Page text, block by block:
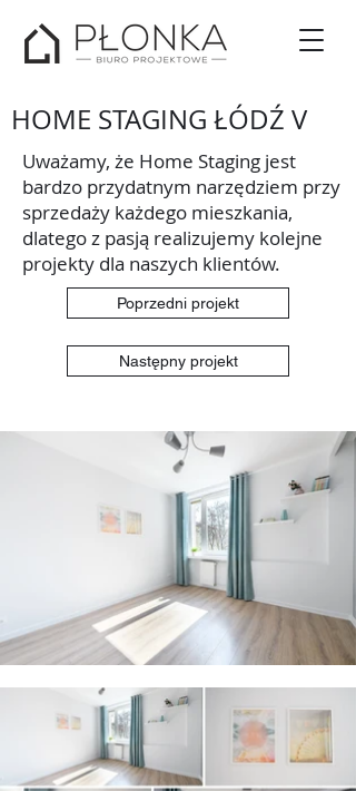
HOME STAGING ŁÓDŹ V
Uważamy, że Home Staging jest
bardzo przydatnym narzędziem przy
sprzedaży każdego mieszkania,
dlatego z pasją realizujemy kolejne
projekty dla naszych klientów.
Poprzedni projekt
Następny projekt